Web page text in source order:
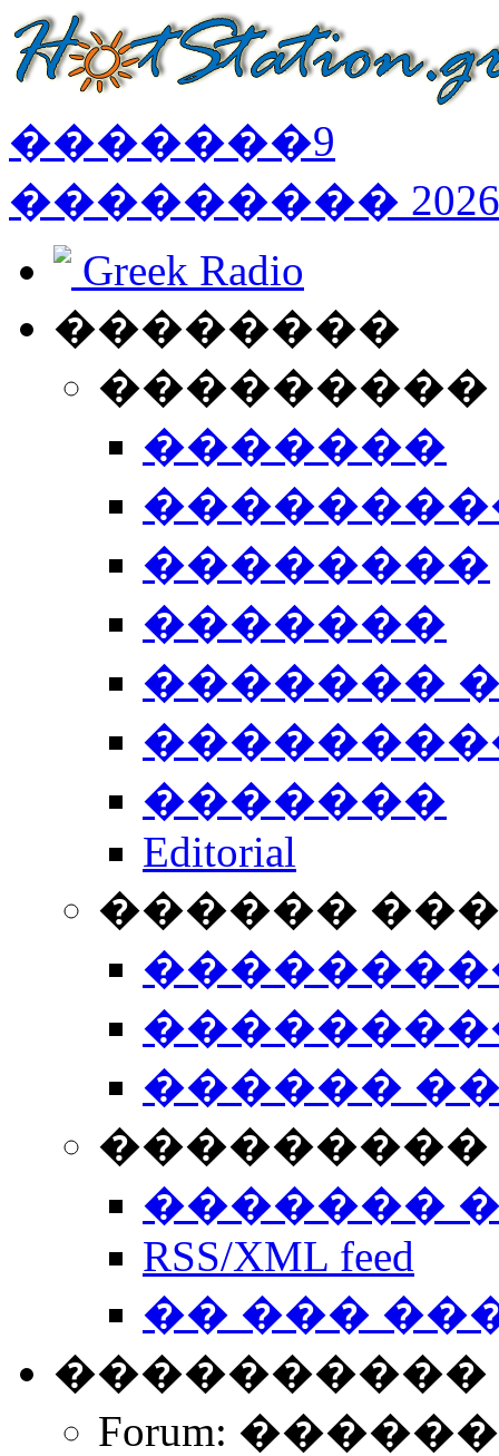
�������9
��������� 2026
Greek Radio
��������
�������
��������
�������
�������
�������
Editorial
������
������
���������
�������
RSS/XML feed
�� ���
����������
Forum: